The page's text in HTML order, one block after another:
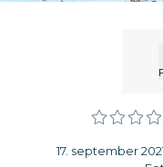
17. september